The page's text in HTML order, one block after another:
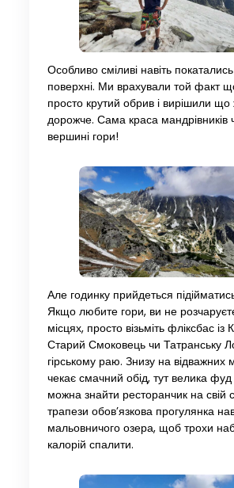
Особливо сміливі навіть
поверхні. Ми врахували той факт
просто крутий обрив і вирішили що
дорожче. Сама краса мандрівників
вершині гори!
Але годинку прийдеться
Якщо любите гори, ви не
місцях, просто візьміть фліксбас із
Старий Смоковець чи Татранську
гірському раю. Знизу на відважних
чекає смачний обід, тут велика
можна знайти ресторанчик на свій
трапези обов’язкова прогулянка
мальовничого озера, щоб трохи
калорій спалити.